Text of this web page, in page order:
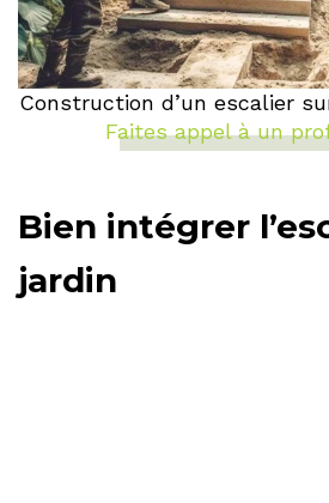
Construction d’un escalier
Faites appel à un
Bien intégrer
jardin